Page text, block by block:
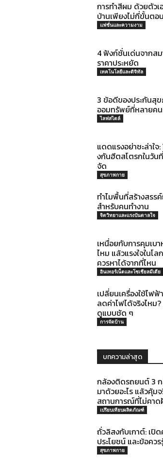
การทำสีผม ด้วยตัวเ
บ้านเพียงไม่กี่ขั้นตอน
แฟชั่นและความงาม
4 ฟังก์ชั่นเด่นจากส
ราคาประหยัด
เทคโนโลยีและดิจิทัล
3 ข้อดีของประกันสุ
ออมทรัพย์ที่หลายคน
ไลฟสไตล์
แดดแรงอย่าชะล่าใจ
งกันฮีตสโตรกในวัน
จัด
สุขภาพกาย
ทำไมพื้นที่สร้างสรร
สำหรับคนทำงาน
จิตวิทยาและแรงบันดาลใจ
เหนื่อยกับการคุมเบ
ไหม แล้วแรงใจในโ
ควรหาได้จากที่ไหน
อินเทอร์เน็ตและโซเชียลมีเดีย
เปลี่ยนเครื่องใช้ไฟฟ้
ลดค่าไฟได้จริงไหม
ดูแบบชัด ๆ
การจัดบ้าน
บทความล่าสุด
กล้องติดรถยนต์ 3
มาด้วยอะไร แล้วคุ้ม
สถานการณ์ที่ไม่คาด
เปรียบเทียบผลิตภัณฑ์
ถั่วลิสงกับเกาต์: เปิ
ประโยชน์ และข้อควร
สุขภาพกาย